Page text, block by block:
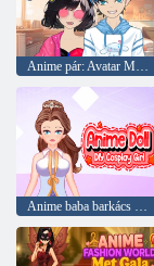
Anime pár: Avatar Maker